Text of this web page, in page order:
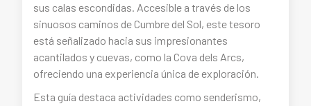
sus calas escondidas. Accesible a través de los
sinuosos caminos de Cumbre del Sol, este tesoro
está señalizado hacia sus impresionantes
acantilados y cuevas, como la Cova dels Arcs,
ofreciendo una experiencia única de exploración.
Esta guía destaca actividades como senderismo,